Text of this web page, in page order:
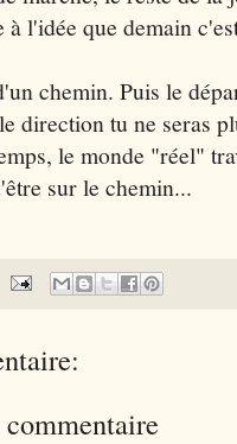
l'idée que demain
chemin. Puis le
direction tu ne seras
le monde "réel"
sur le chemin...